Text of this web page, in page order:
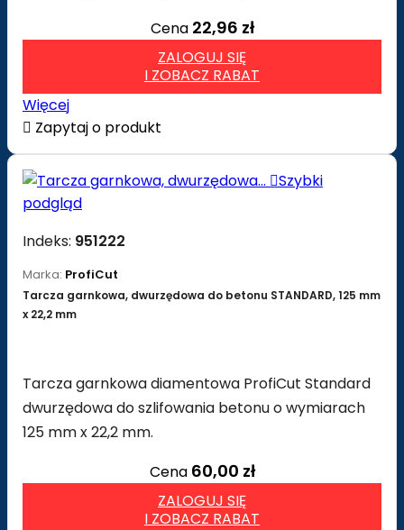
Cena 22,96 zł
ZALOGUJ SIĘ
I ZOBACZ RABAT
Więcej
 Zapytaj o produkt
Szybki
podgląd
Indeks: 951222
Marka: ProfiCut
Tarcza garnkowa, dwurzędowa do betonu STANDARD, 125 mm
x 22,2 mm
Tarcza garnkowa diamentowa ProfiCut Standard
dwurzędowa do szlifowania betonu o wymiarach
125 mm x 22,2 mm.
Cena 60,00 zł
ZALOGUJ SIĘ
I ZOBACZ RABAT